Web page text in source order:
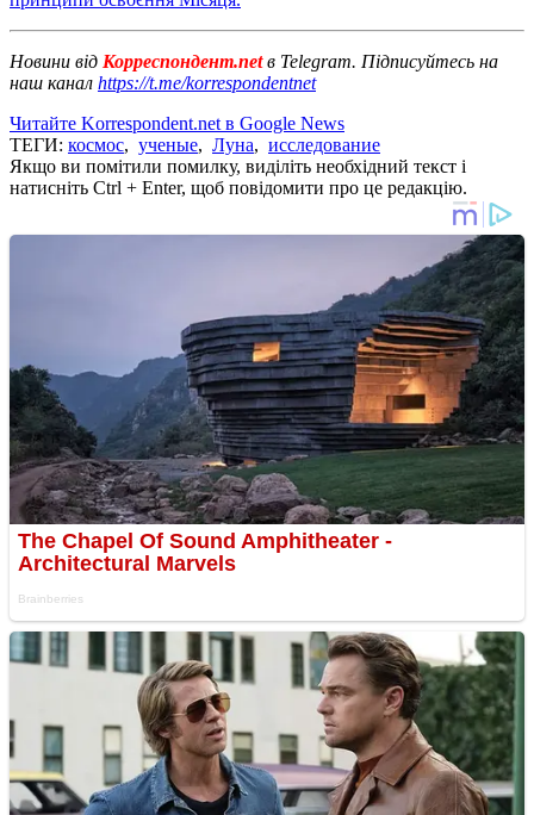
Новини від Корреспондент.netв Telegram. Підписуйтесь на
наш канал https://t.me/korrespondentnet
Читайте Korrespondent.net в Google News
ТЕГИ: космос, ученые, Луна, исследование
Якщо ви помітили помилку, виділіть необхідний текст і
натисніть Ctrl + Enter, щоб повідомити про це редакцію.